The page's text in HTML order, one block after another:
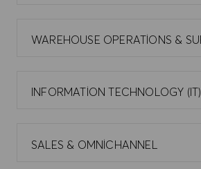
INFORMATION TECHNOLOGY (IT)
SALES & OMNICHANNEL